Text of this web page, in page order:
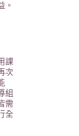
。
課
次
組
需
全